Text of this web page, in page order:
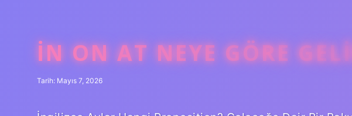
İN ON AT NEYE GÖRE
Tarih: Mayıs 7, 2026